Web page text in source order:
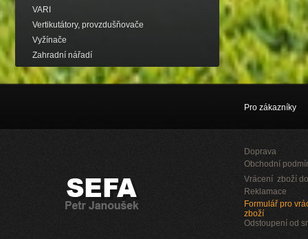
VARI
Vertikutátory, provzdušňovače
Vyžínače
Zahradní nářadí
Pro zákazníky
Doprava
Obchodní
Vrácení zboží
Reklamace
Formulář pro
zboží
Odstoupení od